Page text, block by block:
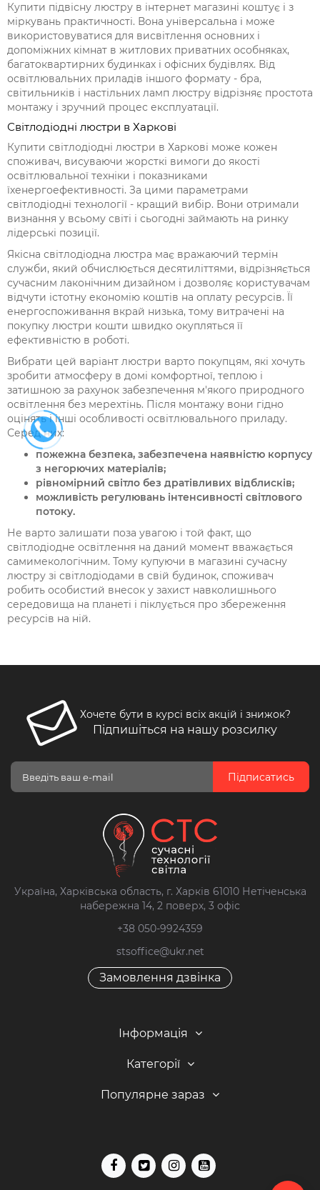
Купити підвісну люстру в інтернет магазині коштує і з
міркувань практичності. Вона універсальна і може
використовуватися для висвітлення основних і
допоміжних кімнат в житлових приватних особняках,
багатоквартирних будинках і офісних будівлях. Від
освітлювальних приладів іншого формату - бра,
світильників і настільних ламп люстру відрізняє простота
монтажу і зручний процес експлуатації.
Світлодіодні люстри в Харкові
Купити світлодіодні люстри в Харкові може кожен
споживач, висуваючи жорсткі вимоги до якості
освітлювальної техніки і показниками
їхенергоефективності. За цими параметрами
світлодіодні технології - кращий вибір. Вони отримали
визнання у всьому світі і сьогодні займають на ринку
лідерські позиції.
Якісна світлодіодна люстра має вражаючий термін
служби, який обчислюється десятиліттями, відрізняється
сучасним лаконічним дизайном і дозволяє користувачам
відчути істотну економію коштів на оплату ресурсів. Її
енергоспоживання вкрай низька, тому витрачені на
покупку люстри кошти швидко окупляться її
ефективністю в роботі.
Вибрати цей варіант люстри варто покупцям, які хочуть
зробити атмосферу в домі комфортної, теплою і
затишною за рахунок забезпечення м'якого природного
освітлення без мерехтінь. Після монтажу вони гідно
оцінять і інші особливості освітлювального приладу.
Серед них:
пожежна безпека, забезпечена наявністю корпусу
з негорючих матеріалів;
рівномірний світло без дратівливих відблисків;
можливість регулювань інтенсивності світлового
потоку.
Не варто залишати поза увагою і той факт, що
світлодіодне освітлення на даний момент вважається
самимекологічним. Тому купуючи в магазині сучасну
люстру зі світлодіодами в свій будинок, споживач
робить особистий внесок у захист навколишнього
середовища на планеті і піклується про збереження
ресурсів на ній.
Хочете бути в курсі всіх акцій і знижок?
Підпишіться на нашу розсилку
Підписатись
Україна, Харківська область, г. Харків 61010 Нетіченська
набережна 14, 2 поверх, 3 офіс
+38 050-9924359
stsoffice@ukr.net
Замовлення дзвінка
Інформація
Категорії
Популярне зараз